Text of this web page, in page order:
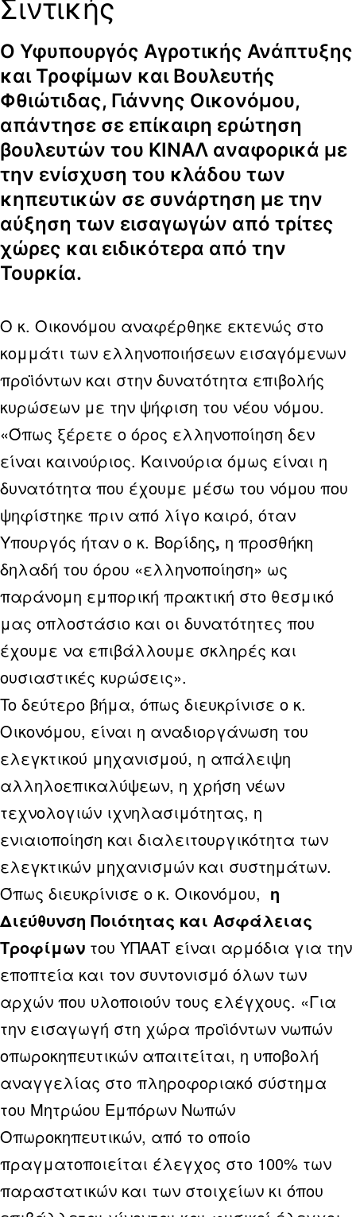
Σιντικής
Ο Υφυπουργός Αγροτικής Ανάπτυξης
και Τροφίμων και Βουλευτής
Φθιώτιδας, Γιάννης Οικονόμου,
απάντησε σε επίκαιρη ερώτηση
βουλευτών του ΚΙΝΑΛ αναφορικά με
την ενίσχυση του κλάδου των
κηπευτικών σε συνάρτηση με την
αύξηση των εισαγωγών από τρίτες
χώρες και ειδικότερα από την
Τουρκία.
Ο κ. Οικονόμου αναφέρθηκε εκτενώς στο
κομμάτι των ελληνοποιήσεων εισαγόμενων
προϊόντων και στην δυνατότητα επιβολής
κυρώσεων με την ψήφιση του νέου νόμου.
«Όπως ξέρετε ο όρος ελληνοποίηση δεν
είναι καινούριος. Καινούρια όμως είναι η
δυνατότητα που έχουμε μέσω του νόμου που
ψηφίστηκε πριν από λίγο καιρό, όταν
Υπουργός ήταν ο κ. Βορίδης, η προσθήκη
δηλαδή του όρου «ελληνοποίηση» ως
παράνομη εμπορική πρακτική στο θεσμικό
μας οπλοστάσιο και οι δυνατότητες που
έχουμε να επιβάλλουμε σκληρές και
ουσιαστικές κυρώσεις».
To δεύτερο βήμα, όπως διευκρίνισε ο κ.
Οικονόμου, είναι η αναδιοργάνωση του
ελεγκτικού μηχανισμού, η απάλειψη
αλληλοεπικαλύψεων, η χρήση νέων
τεχνολογιών ιχνηλασιμότητας, η
ενιαιοποίηση και διαλειτουργικότητα των
ελεγκτικών μηχανισμών και συστημάτων.
Όπως διευκρίνισε ο κ. Οικονόμου, η
Διεύθυνση Ποιότητας και Ασφάλειας
Τροφίμων του ΥΠΑΑΤ είναι αρμόδια για την
εποπτεία και τον συντονισμό όλων των
αρχών που υλοποιούν τους ελέγχους. «Για
την εισαγωγή στη χώρα προϊόντων νωπών
οπωροκηπευτικών απαιτείται, η υποβολή
αναγγελίας στο πληροφοριακό σύστημα
του Μητρώου Εμπόρων Νωπών
Οπωροκηπευτικών, από το οποίο
πραγματοποιείται έλεγχος στο 100% των
παραστατικών και των στοιχείων κι όπου